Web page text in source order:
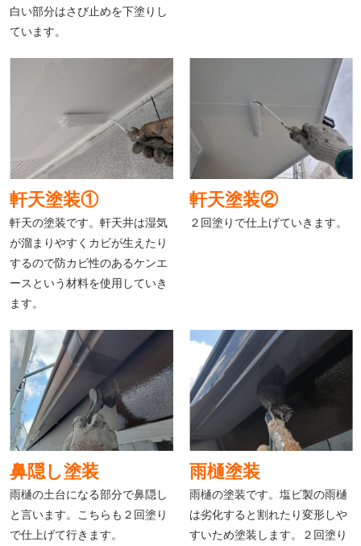
白い部分はさび止めを下塗りし
ています。
軒天塗装①
軒天の塗装です。軒天井は湿気
が溜まりやすくカビが生えたり
するので防カビ性のあるケンエ
ースという材料を使用していき
ます。
軒天塗装②
２回塗りで仕上げていきます。
鼻隠し塗装
雨樋の土台になる部分で鼻隠し
と言います。こちらも２回塗り
で仕上げて行きます。
雨樋塗装
雨樋の塗装です。塩ビ製の雨樋
は劣化すると割れたり変形しや
すいため塗装します。２回塗り